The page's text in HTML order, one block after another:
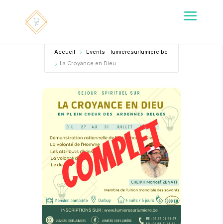
Accueil
Events - lumieresurlumiere.be
La Croyance en Dieu